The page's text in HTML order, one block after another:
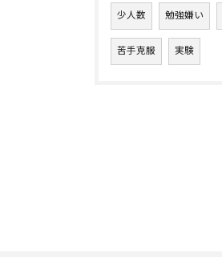
少人数 勉強嫌い
苦手克服 実験